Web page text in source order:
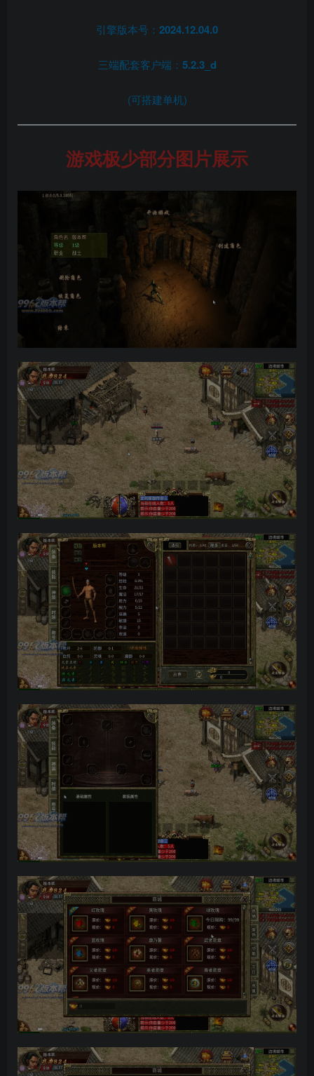
引擎版本号： 2024.12.04.0
三端配套客户端： 5.2.3_d
(可搭建单机)
游戏极少部分图片展示